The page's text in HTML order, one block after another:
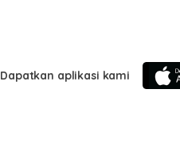
Dapatkan aplikasi kami